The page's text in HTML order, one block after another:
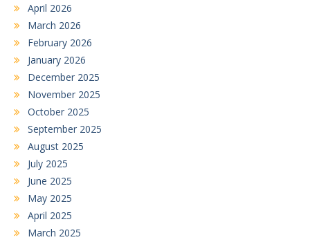
April 2026
March 2026
February 2026
January 2026
December 2025
November 2025
October 2025
September 2025
August 2025
July 2025
June 2025
May 2025
April 2025
March 2025